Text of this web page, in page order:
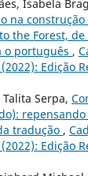
Isabela
na
the Forest, de
o português ,
Edição
Serpa,
tradução ,
Edição